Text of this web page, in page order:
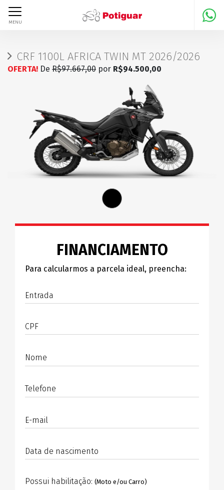
MENU
CRF 1100L AFRICA TWIN MT 2026/2026
OFERTA! De R$97.667,00 por R$94.500,00
FINANCIAMENTO
Para calcularmos a parcela ideal, preencha:
Entrada
CPF
Nome
Telefone
E-mail
Data de nascimento
Possui habilitação: (Moto e/ou Carro)